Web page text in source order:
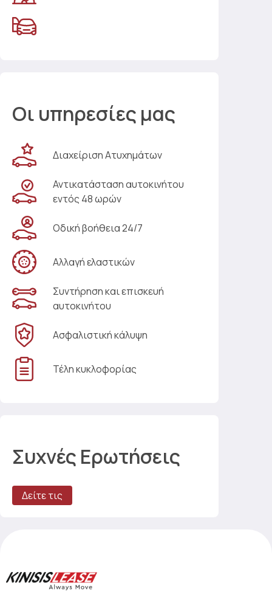
Οι υπηρεσίες μας
Διαχείριση Ατυχημάτων
Αντικατάσταση αυτοκινήτου
εντός 48 ωρών
Οδική βοήθεια 24/7
Αλλαγή ελαστικών
Συντήρηση και επισκευή
αυτοκινήτου
Ασφαλιστική κάλυψη
Τέλη κυκλοφορίας
Συχνές Ερωτήσεις
Δείτε τις